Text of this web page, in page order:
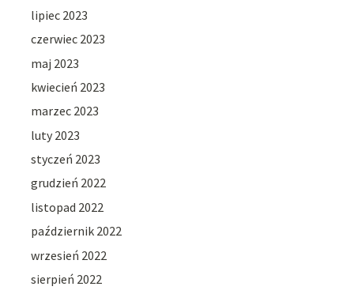
lipiec 2023
czerwiec 2023
maj 2023
kwiecień 2023
marzec 2023
luty 2023
styczeń 2023
grudzień 2022
listopad 2022
październik 2022
wrzesień 2022
sierpień 2022